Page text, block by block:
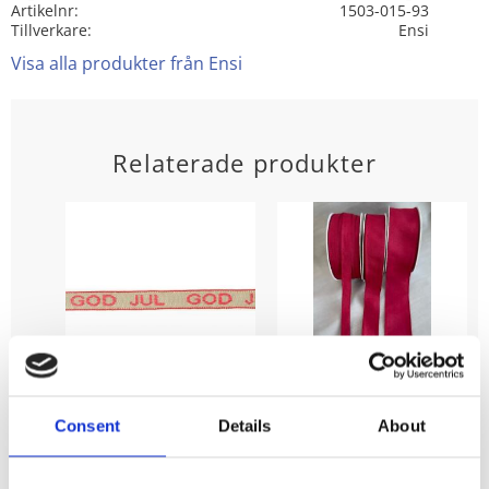
Consent Details About
Artikelnr
1503-015-93
Tillverkare
Ensi
Visa alla produkter från Ensi
Relaterade produkter
Textilband GOD
JUL 10 mm,
röd/linne
Textilband,
enfärgat matt